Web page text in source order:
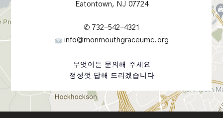
Eatontown, NJ 07724
✆ 732-542-4321
info@monmouthgraceumc.org
무엇이든 문의해 주세요
정성껏 답해 드리겠습니다